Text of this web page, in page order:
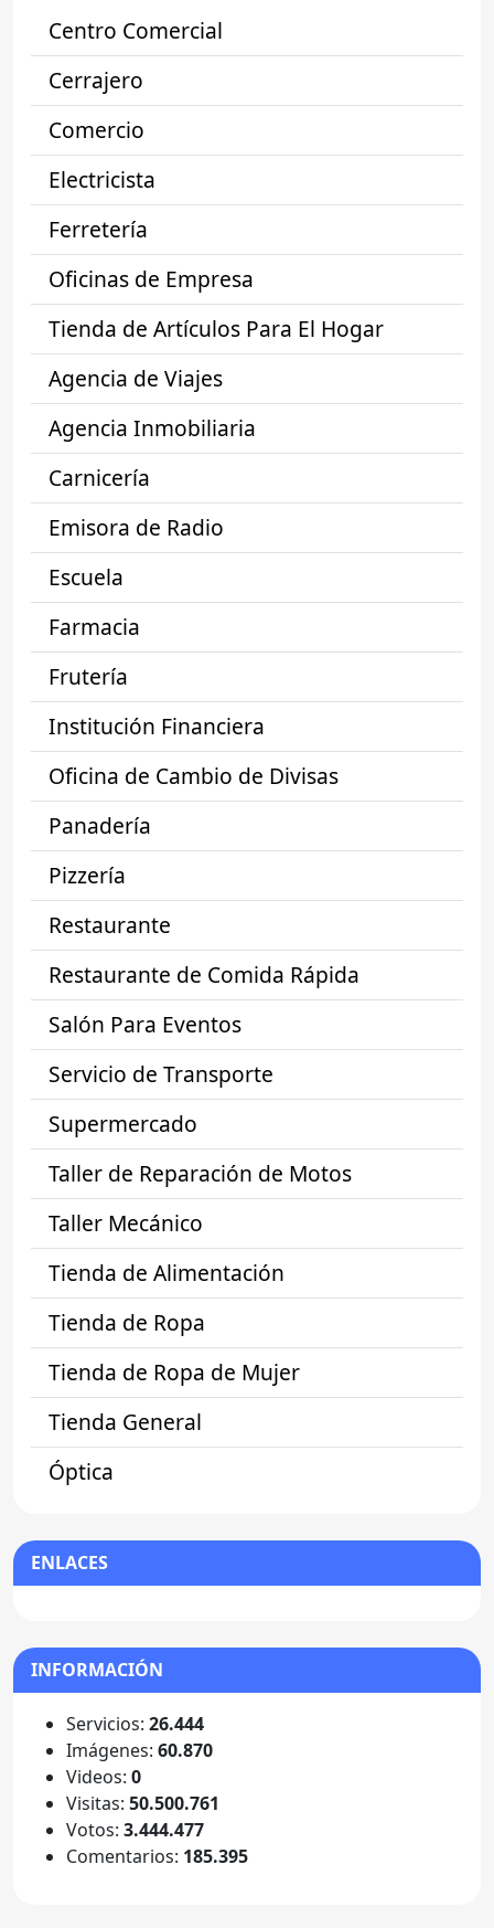
Centro Comercial
Cerrajero
Comercio
Electricista
Ferretería
Oficinas de Empresa
Tienda de Artículos Para El Hogar
Agencia de Viajes
Agencia Inmobiliaria
Carnicería
Emisora de Radio
Escuela
Farmacia
Frutería
Institución Financiera
Oficina de Cambio de Divisas
Panadería
Pizzería
Restaurante
Restaurante de Comida Rápida
Salón Para Eventos
Servicio de Transporte
Supermercado
Taller de Reparación de Motos
Taller Mecánico
Tienda de Alimentación
Tienda de Ropa
Tienda de Ropa de Mujer
Tienda General
Óptica
ENLACES
INFORMACIÓN
Servicios: 26.444
Imágenes: 60.870
Videos: 0
Visitas: 50.500.761
Votos: 3.444.477
Comentarios: 185.395